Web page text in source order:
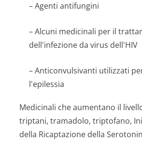
– Agenti antifungini
– Alcuni medicinali per il
dell'infezione da virus dell'HIV
– Anticonvulsivanti utilizzati
l'epilessia
Medicinali che aumentano il
triptani, tramadolo, triptofano,
della Ricaptazione della